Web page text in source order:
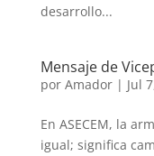
desarrollo...
Mensaje de
por Amador| Jul
En ASECEM, la
igual; significa